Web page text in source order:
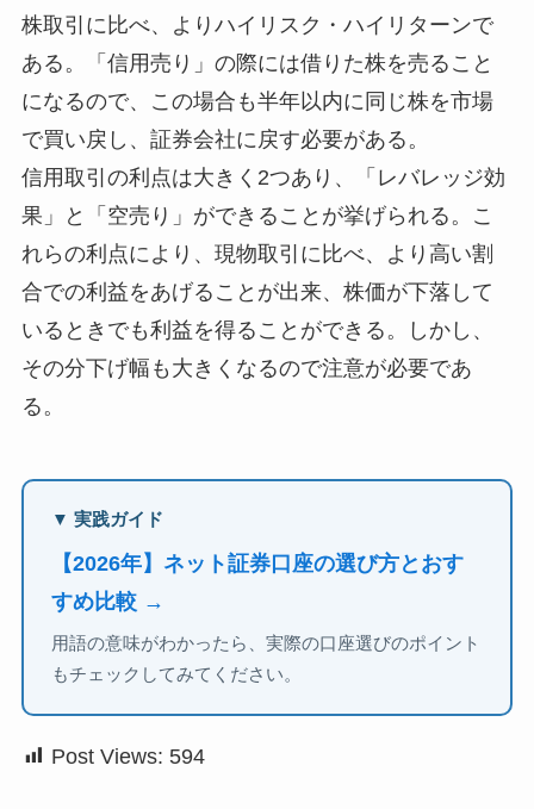
株取引に比べ、よりハイリスク・ハイリターンで
ある。「信用売り」の際には借りた株を売ること
になるので、この場合も半年以内に同じ株を市場
で買い戻し、証券会社に戻す必要がある。
信用取引の利点は大きく2つあり、「レバレッジ効
果」と「空売り」ができることが挙げられる。こ
れらの利点により、現物取引に比べ、より高い割
合での利益をあげることが出来、株価が下落して
いるときでも利益を得ることができる。しかし、
その分下げ幅も大きくなるので注意が必要であ
る。
▼ 実践ガイド
【2026年】ネット証券口座の選び方とおす
すめ比較 →
用語の意味がわかったら、実際の口座選びのポイント
もチェックしてみてください。
Post Views: 594